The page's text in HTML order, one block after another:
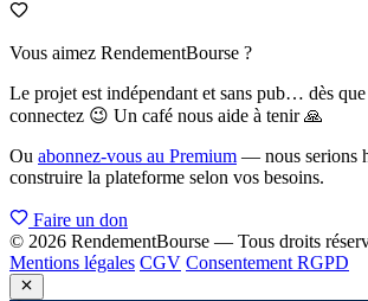
Vous aimez RendementBourse ?
Le projet est indépendant et sans pub… dès
connectez 😉 Un café nous aide à tenir 🙏
Ou abonnez-vous au Premium — nous serions
construire la plateforme selon vos besoins.
Faire un don
© 2026 RendementBourse — Tous droits
Mentions légales CGV Consentement RGPD